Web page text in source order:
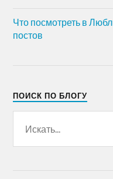
Что посмотреть в
постов
ПОИСК ПО БЛОГУ